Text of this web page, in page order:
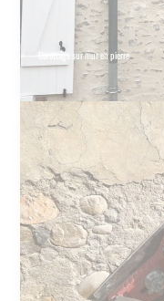
Carottage sur mur en pierre